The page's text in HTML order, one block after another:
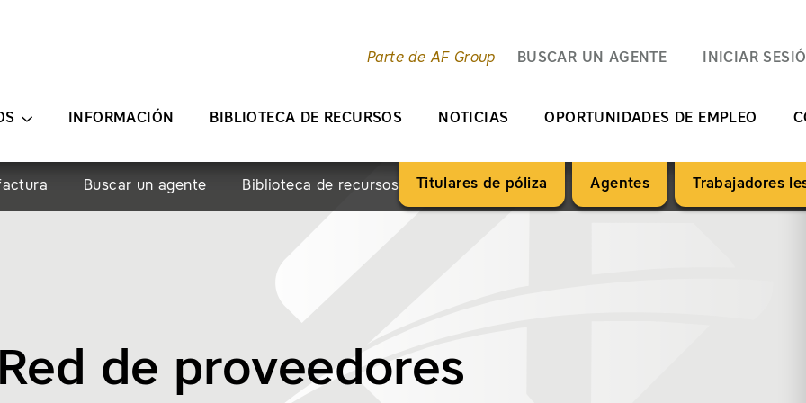
Parte de AF Group BUSCAR UN AGENTE INICIAR
Titulares de póliza Agentes Trabajadores
INFORMACIÓN BIBLIOTECA DE RECURSOS NOTICIAS OPORTUNIDADES DE EMPLEO
de proveedores
Buscar un agente Biblioteca de recursos